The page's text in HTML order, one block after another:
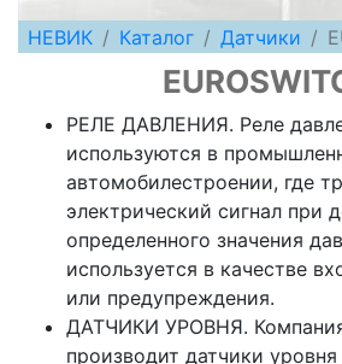
НЕВИК Каталог Датчики
РЕЛЕ ДАВЛЕНИЯ. Реле
используются в
автомобилестроении, где
электрический сигнал при
определенного значения
используется в качестве
или предупреждения.
ДАТЧИКИ УРОВНЯ.
производит датчики